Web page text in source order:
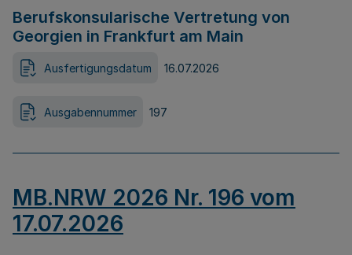
Berufskonsularische Vertretung von
Georgien in Frankfurt am Main
Ausfertigungsdatum 16.07.2026
Ausgabennummer 197
MB.NRW 2026 Nr. 196 vom
17.07.2026